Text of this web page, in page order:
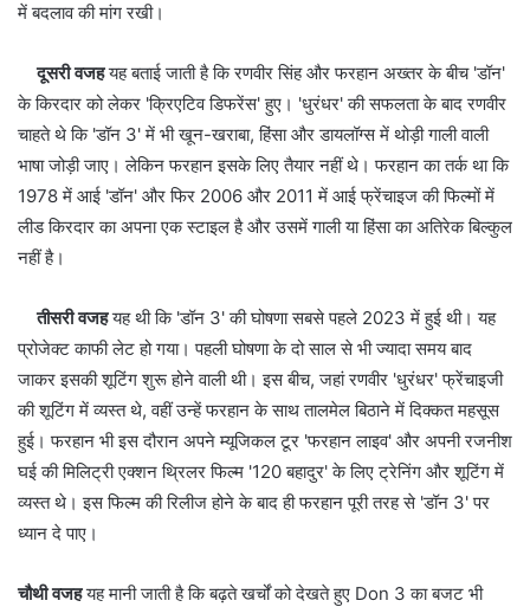
में बदलाव की मांग रखी।
दूसरी वजहयह बताई जाती है कि रणवीर सिंह और फरहान अख्‍तर के बीच 'डॉन'
के किरदार को लेकर 'क्रिएटिव डिफरेंस' हुए। 'धुरंधर' की सफलता के बाद रणवीर
चाहते थे कि 'डॉन 3' में भी खून-खराबा, हिंसा और डायलॉग्‍स में थोड़ी गाली वाली
भाषा जोड़ी जाए। लेकिन फरहान इसके लिए तैयार नहीं थे। फरहान का तर्क था कि
1978 में आई 'डॉन' और फिर 2006 और 2011 में आई फ्रेंचाइज की फिल्‍मों में
लीड किरदार का अपना एक स्‍टाइल है और उसमें गाली या हिंसा का अतिरेक बिल्‍कुल
नहीं है।
तीसरी वजहयह थी कि 'डॉन 3' की घोषणा सबसे पहले 2023 में हुई थी। यह
प्रोजेक्‍ट काफी लेट हो गया। पहली घोषणा के दो साल से भी ज्यादा समय बाद
जाकर इसकी शूटिंग शुरू होने वाली थी। इस बीच, जहां रणवीर 'धुरंधर' फ्रेंचाइजी
की शूटिंग में व्यस्त थे, वहीं उन्हें फरहान के साथ तालमेल बिठाने में दिक्कत महसूस
हुई। फरहान भी इस दौरान अपने म्यूजिकल टूर 'फरहान लाइव' और अपनी रजनीश
घई की मिलिट्री एक्शन थ्रिलर फ‍िल्म '120 बहादुर' के लिए ट्रेनिंग और शूटिंग में
व्‍यस्‍त थे। इस फिल्‍म की रिलीज होने के बाद ही फरहान पूरी तरह से 'डॉन 3' पर
ध्यान दे पाए।
चौथी वजहयह मानी जाती है कि बढ़ते खर्चों को देखते हुए Don 3 का बजट भी